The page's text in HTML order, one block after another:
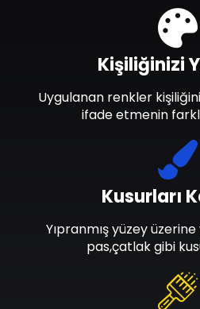
Kusurları
Yıpranmış yüzey
pas,çatlak gibi
Kişiliğinizi
Uygulanan renkler
ifade etmenin